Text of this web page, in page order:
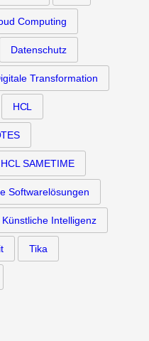
Computing
Datenschutz
Transformation
HCL
HCL SAMETIME
Softwarelösungen
Künstliche Intelligenz
Tika